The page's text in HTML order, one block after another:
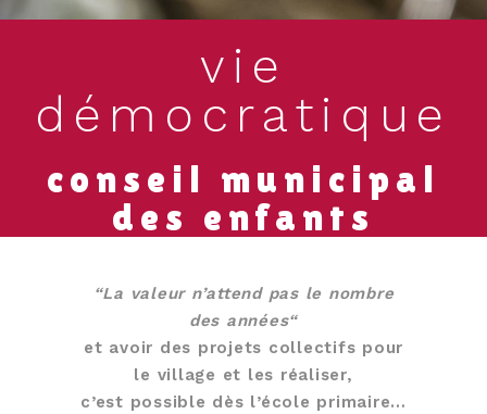
vie
démocratique
conseil municipal
des enfants
“La valeur n’attend pas le nombre
des années“
et avoir des projets collectifs pour
le village et les réaliser,
c’est possible dès l’école primaire…